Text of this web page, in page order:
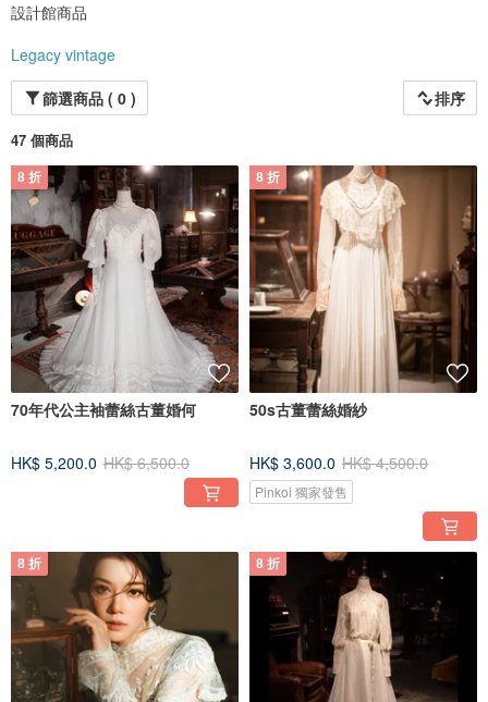
設計館商品
Legacy vintage
篩選商品 ( 0 )
排序
47 個商品
8 折
70年代公主袖蕾絲古董婚何
HK$ 5,200.0 HK$ 6,500.0
8 折
50s古董蕾絲婚紗
HK$ 3,600.0 HK$ 4,500.0
Pinkoi 獨家發售
8 折 8 折